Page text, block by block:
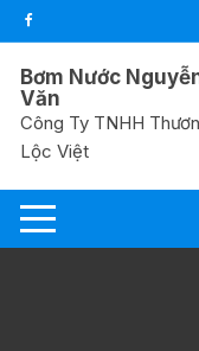
Chuyển
tới
nội
dung
Bơm Nước
Văn
Công Ty TNHH
Lộc Việt